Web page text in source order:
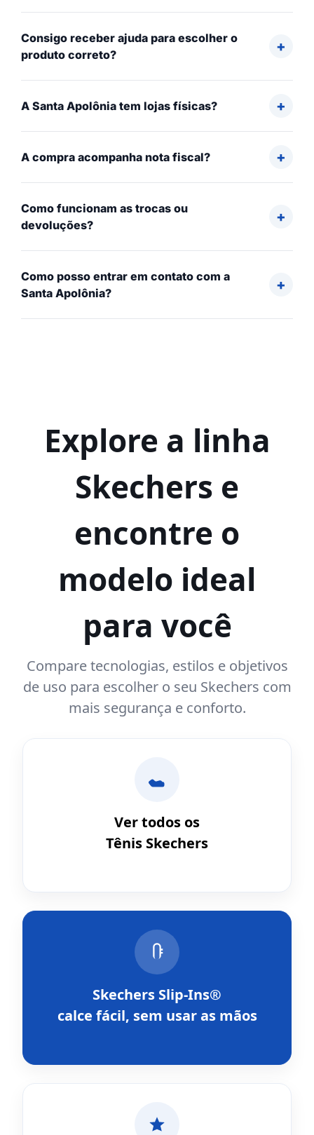
Consigo receber ajuda para escolher o
produto correto?
A Santa Apolônia tem lojas físicas?
A compra acompanha nota fiscal?
Como funcionam as trocas ou
devoluções?
Como posso entrar em contato com a
Santa Apolônia?
Explore a linha
Skechers e
encontre o
modelo ideal
para você
Compare tecnologias, estilos e objetivos
de uso para escolher o seu Skechers com
mais segurança e conforto.
Ver todos os
Tênis Skechers
Skechers Slip-Ins®
calce fácil, sem usar as mãos